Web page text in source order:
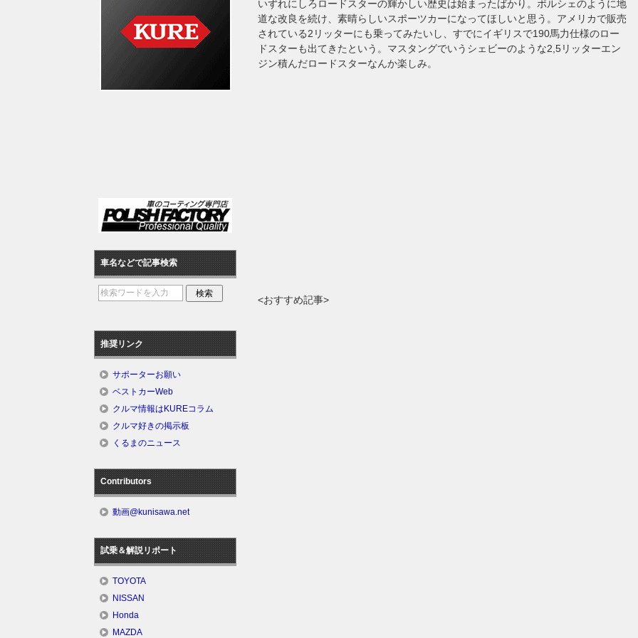
いずれにしろロードスターの輝かしい歴史は始まったばかり。ポルシェのように地
道な改良を続け、素晴らしいスポーツカーになってほしいと思う。アメリカで販売
されている2リッターにも乗ってみたいし、すでにイギリスで190馬力仕様のロー
ドスターも出てきたという。マスタングでいうシェビーのような2,5リッターエン
ジン積んだロードスターなんか楽しみ。
<おすすめ記事>
車名などで記事検索
推奨リンク
サポーターお願い
ベストカーWeb
クルマ情報はKUREコラム
クルマ好きの掲示板
くるまのニュース
Contributors
動画@kunisawa.net
試乗＆解説リポート
TOYOTA
NISSAN
Honda
MAZDA